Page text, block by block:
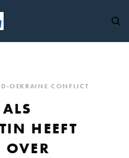
OEKRAINE CONFLICT
HEEFT
OVER